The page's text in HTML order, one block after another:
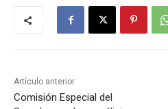
Artículo anterior
Comisión Especial del